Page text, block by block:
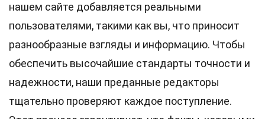
нашем сайте добавляется реальными
пользователями, такими как вы, что приносит
разнообразные взгляды и информацию. Чтобы
обеспечить высочайшие стандарты точности и
надежности, наши преданные редакторы
тщательно проверяют каждое поступление.